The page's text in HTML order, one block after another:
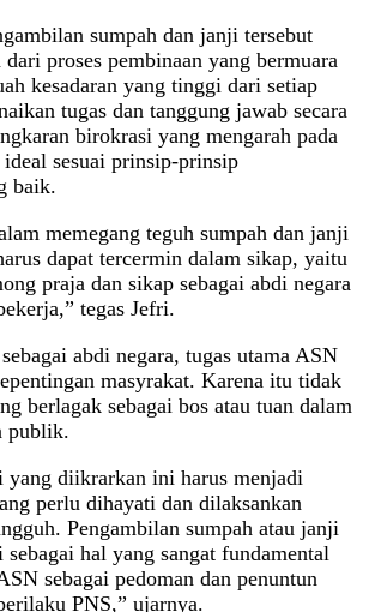
sumpah dan janji tersebut
proses pembinaan yang bermuara
kesadaran yang tinggi dari setiap
tugas dan tanggung jawab secara
birokrasi yang mengarah pada
sesuai prinsip-prinsip
baik.
memegang teguh sumpah dan janji
dapat tercermin dalam sikap, yaitu
praja dan sikap sebagai abdi negara
tegas Jefri.
abdi negara, tugas utama ASN
masyrakat. Karena itu tidak
berlagak sebagai bos atau tuan dalam
publik.
yang diikrarkan ini harus menjadi
perlu dihayati dan dilaksankan
Pengambilan sumpah atau janji
hal yang sangat fundamental
sebagai pedoman dan penuntun
PNS,” ujarnya.